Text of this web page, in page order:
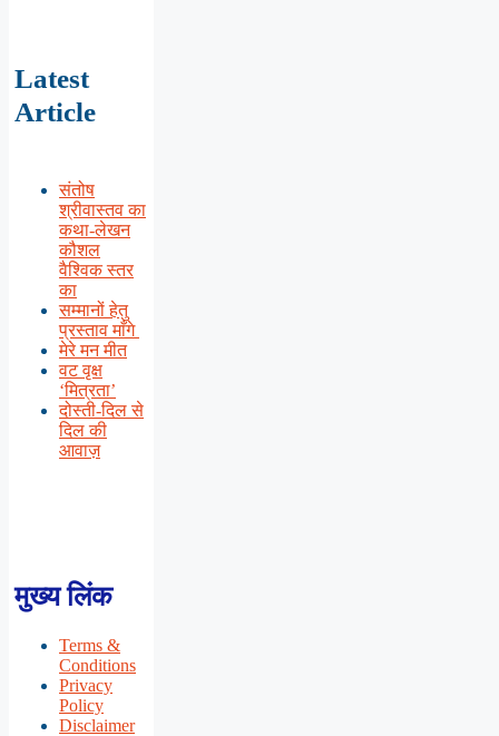
Latest
Article
संतोष
श्रीवास्तव का
कथा-लेखन
कौशल
वैश्विक स्तर
का
सम्मानों हेतु
प्रस्ताव माँगे
मेरे मन मीत
वट वृक्ष
‘मित्रता’
दोस्ती-दिल से
दिल की
आवाज़
मुख्य लिंक
Terms &
Conditions
Privacy
Policy
Disclaimer